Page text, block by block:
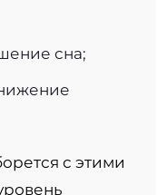
сна;
с этими